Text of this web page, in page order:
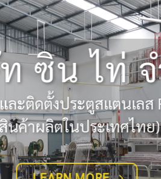
ม เพราะผลิตจาก
LEARN MORE